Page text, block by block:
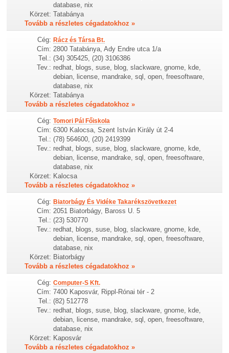
database, nix
Körzet: Tatabánya
Tovább a részletes cégadatokhoz »
Cég: Rácz és Társa Bt.
Cím: 2800 Tatabánya, Ady Endre utca 1/a
Tel.: (34) 305425, (20) 3106386
Tev.: redhat, blogs, suse, blog, slackware, gnome, kde,
debian, license, mandrake, sql, open, freesoftware,
database, nix
Körzet: Tatabánya
Tovább a részletes cégadatokhoz »
Cég: Tomori Pál Főiskola
Cím: 6300 Kalocsa, Szent István Király út 2-4
Tel.: (78) 564600, (20) 2419399
Tev.: redhat, blogs, suse, blog, slackware, gnome, kde,
debian, license, mandrake, sql, open, freesoftware,
database, nix
Körzet: Kalocsa
Tovább a részletes cégadatokhoz »
Cég: Biatorbágy És Vidéke Takarékszövetkezet
Cím: 2051 Biatorbágy, Baross U. 5
Tel.: (23) 530770
Tev.: redhat, blogs, suse, blog, slackware, gnome, kde,
debian, license, mandrake, sql, open, freesoftware,
database, nix
Körzet: Biatorbágy
Tovább a részletes cégadatokhoz »
Cég: Computer-S Kft.
Cím: 7400 Kaposvár, Rippl-Rónai tér - 2
Tel.: (82) 512778
Tev.: redhat, blogs, suse, blog, slackware, gnome, kde,
debian, license, mandrake, sql, open, freesoftware,
database, nix
Körzet: Kaposvár
Tovább a részletes cégadatokhoz »